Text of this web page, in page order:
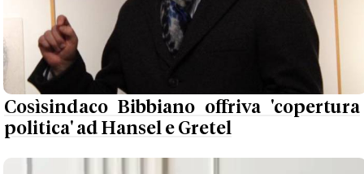
Cosìsindaco Bibbiano offriva 'copertura
politica' ad Hansel e Gretel